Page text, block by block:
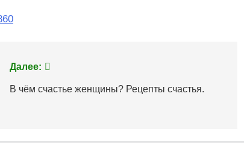
Далее:
В чём счастье женщины? Рецепты счастья.